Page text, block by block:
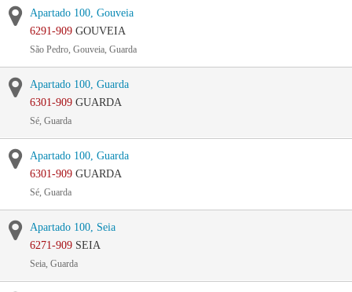
Apartado 100, Gouveia
6291-909 GOUVEIA
São Pedro, Gouveia, Guarda
Apartado 100, Guarda
6301-909 GUARDA
Sé, Guarda
Apartado 100, Guarda
6301-909 GUARDA
Sé, Guarda
Apartado 100, Seia
6271-909 SEIA
Seia, Guarda